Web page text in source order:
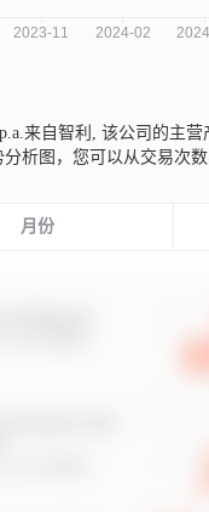
来自智利, 该公司的主营
析图，您可以从交易次
月份